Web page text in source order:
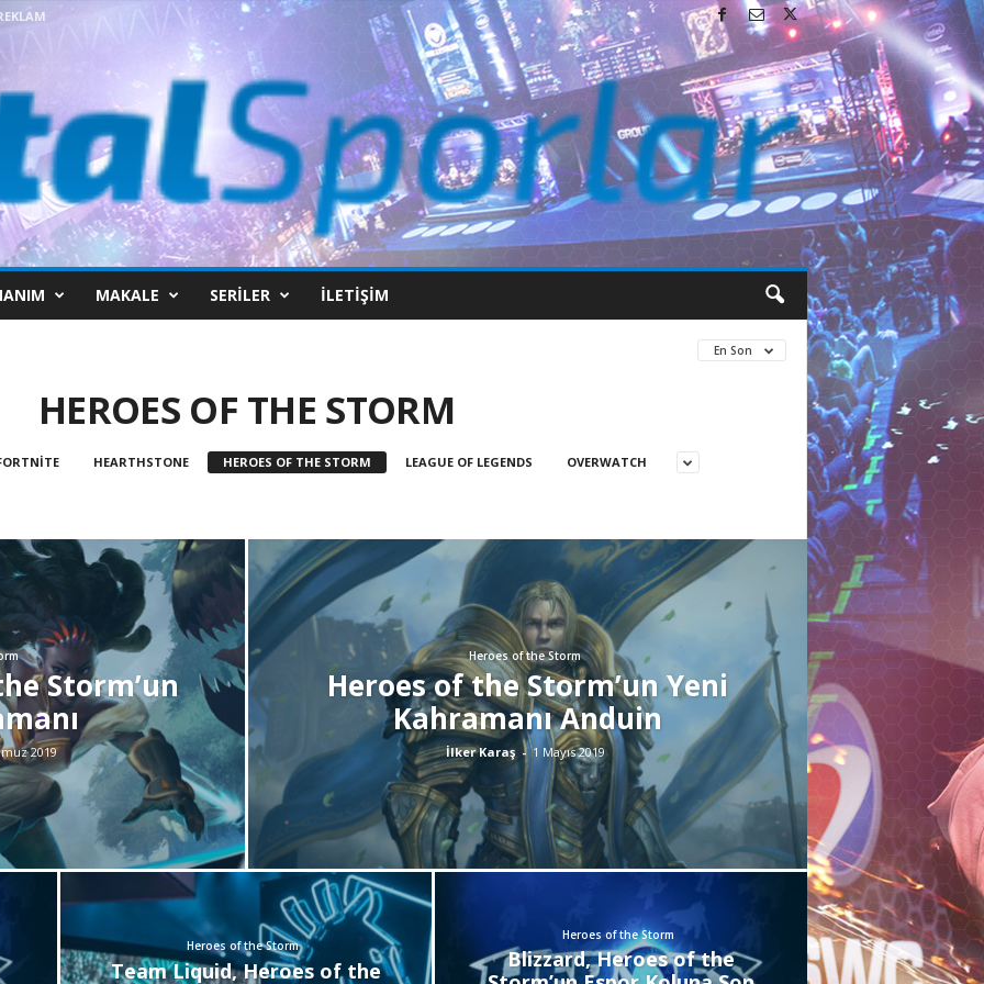
MAKALE SERILER İLETIŞIM
En Son
HEROES OF THE STORM
HEARTHSTONE HEROES OF THE STORM LEAGUE OF LEGENDS OVERWATCH
Storm’un
2019
Heroes of the Storm
Heroes of the Storm’un Yeni
Kahramanı Anduin
İlker Karaş - 1 Mayıs 2019
Heroes of the Storm
Team Liquid, Heroes of the
Heroes of the Storm
Blizzard, Heroes of the